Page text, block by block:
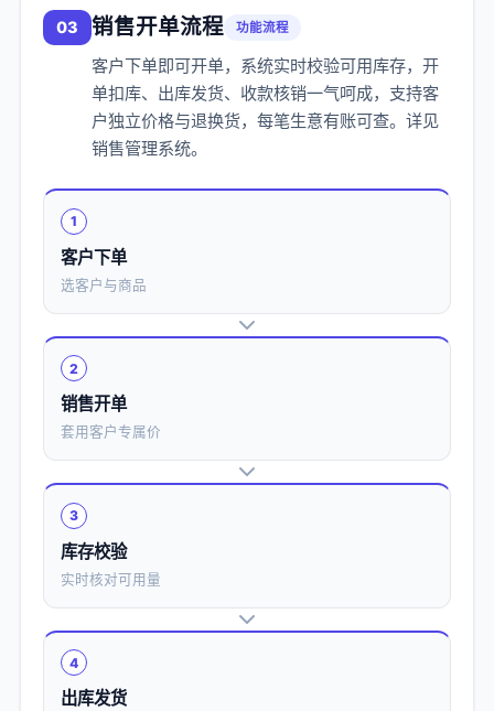
03 销售开单流程 功能流程
客户下单即可开单，系统实时校验可用库存，开
单扣库、出库发货、收款核销一气呵成，支持客
户独立价格与退换货，每笔生意有账可查。详见
销售管理系统。
1
客户下单
选客户与商品
2
销售开单
套用客户专属价
3
库存校验
实时核对可用量
4
出库发货